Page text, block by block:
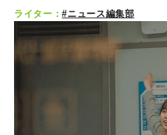
ライター：#ニュース編集部